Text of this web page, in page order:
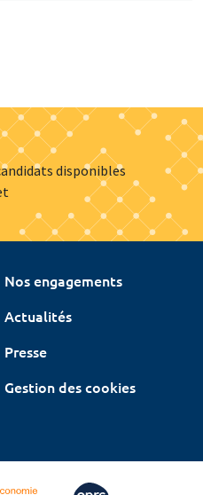
disponibles
Nos engagements
Actualités
Presse
Gestion des cookies